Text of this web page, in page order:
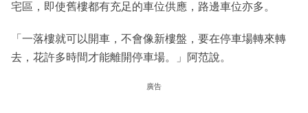
宅區，即使舊樓都有充足的車位供應，路邊車位亦多。
「一落樓就可以開車，不會像新樓盤，要在停車場轉來轉
去，花許多時間才能離開停車場。」阿范說。
廣告